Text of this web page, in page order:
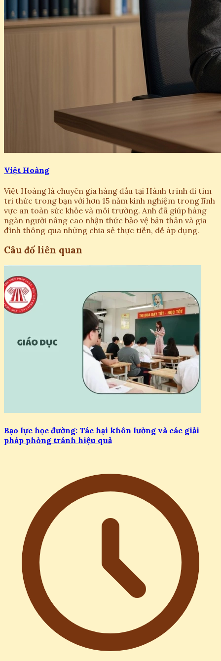
Việt Hoàng
Việt Hoàng là chuyên gia hàng đầu tại Hành trình đi tìm
tri thức trong bạn với hơn 15 năm kinh nghiệm trong lĩnh
vực an toàn sức khỏe và môi trường. Anh đã giúp hàng
ngàn người nâng cao nhận thức bảo vệ bản thân và gia
đình thông qua những chia sẻ thực tiễn, dễ áp dụng.
Câu đố liên quan
Bạo lực học đường: Tác hại khôn lường và các giải
pháp phòng tránh hiệu quả